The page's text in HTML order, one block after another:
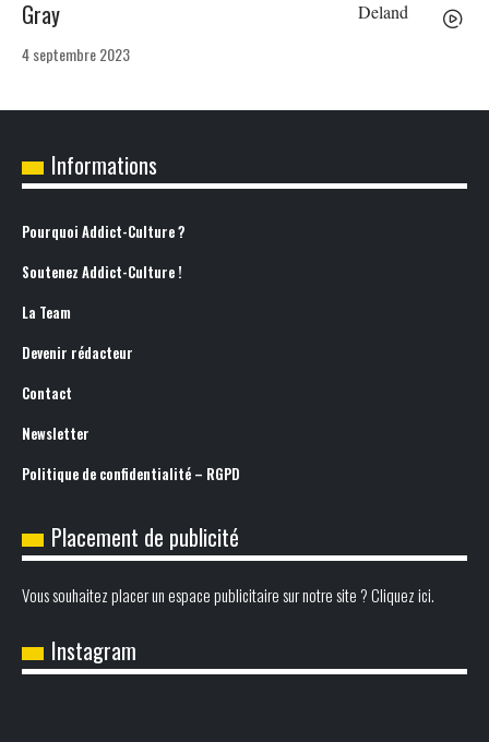
Gray
4 septembre 2023
Informations
Pourquoi Addict-Culture ?
Soutenez Addict-Culture !
La Team
Devenir rédacteur
Contact
Newsletter
Politique de confidentialité – RGPD
Placement de publicité
Vous souhaitez placer un espace publicitaire sur notre site ? Cliquez ici.
Instagram